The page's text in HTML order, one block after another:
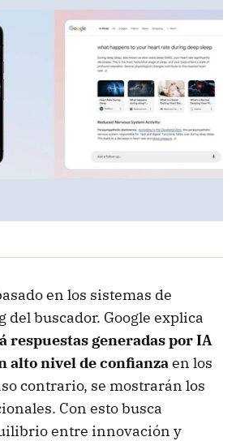
en los sistemas de
buscador. Google explica
respuestas generadas por IA
alto nivel de confianzaen los
contrario, se mostrarán los
Con esto busca
entre innovación y